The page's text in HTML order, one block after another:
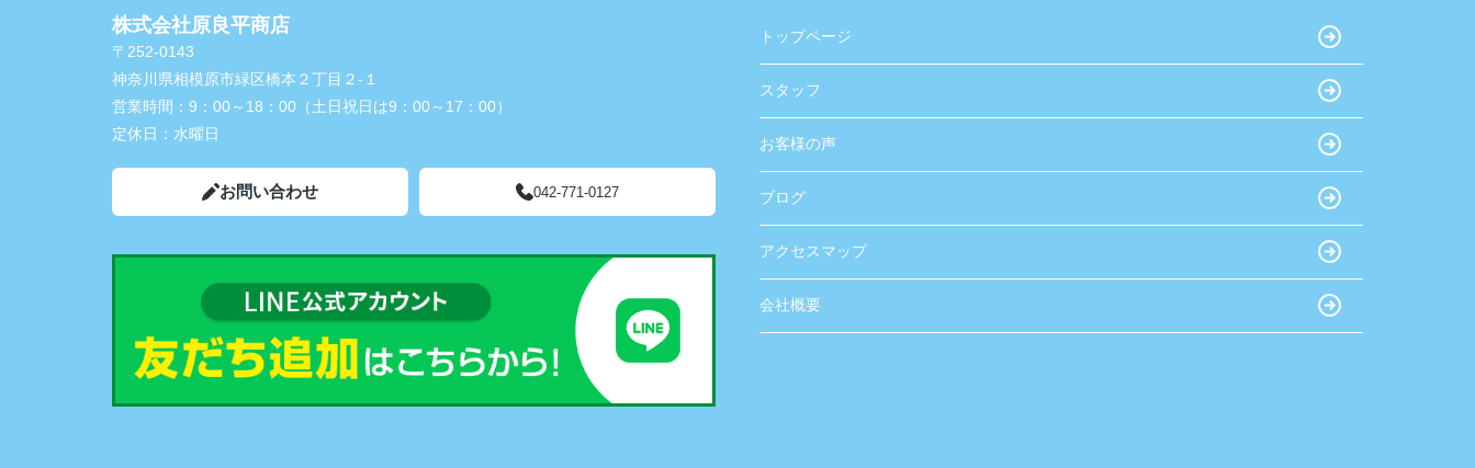
株式会社原良平商店
〒252-0143
神奈川県相模原市緑区橋本２丁目２-１
営業時間： 9：00～18：00（土日祝日は9：00～17：00）
定休日： 水曜日
お問い合わせ 042-771-0127
トップページ
スタッフ
お客様の声
ブログ
アクセスマップ
会社概要